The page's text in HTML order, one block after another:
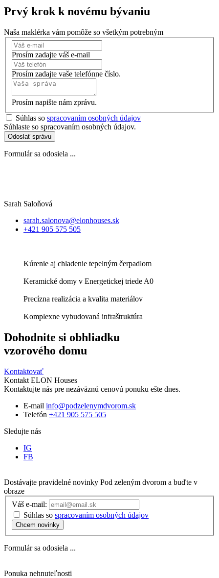
Prvý krok k novému bývaniu
Naša maklérka vám pomôže so všetkým potrebným
Prosím zadajte váš e-mail
Prosím zadajte vaše telefónne číslo.
Prosím napište nám zprávu.
Súhlas so spracovaním osobných údajov
Súhlaste so spracovaním osobných údajov.
Odoslať správu
Formulár sa odosiela ...
Sarah Saloňová
sarah.salonova@elonhouses.sk
+421 905 575 505
Kúrenie aj chladenie tepelným čerpadlom
Keramické domy v Energetickej triede A0
Precízna realizácia a kvalita materiálov
Komplexne vybudovaná infraštruktúra
Dohodnite si obhliadku
vzorového domu
Kontaktovať
Kontakt ELON Houses
Kontaktujte nás pre nezáväznú cenovú ponuku ešte dnes.
E-mail info@podzelenymdvorom.sk
Telefón +421 905 575 505
Sledujte nás
IG
FB
Dostávajte pravidelné novinky Pod zeleným dvorom a buďte v
obraze
Váš e-mail:
Súhlas so spracovaním osobných údajov
Chcem novinky
Formulár sa odosiela ...
Ponuka nehnuteľnosti